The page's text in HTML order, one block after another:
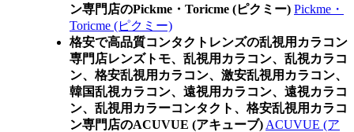
ン専門店のPickme・Toricme (ピクミー) Pickme・
Toricme (ピクミー)
格安で高品質コンタクトレンズの乱視用カラコン
専門店レンズトモ、乱視用カラコン、乱視カラコ
ン、格安乱視用カラコン、激安乱視用カラコン、
韓国乱視カラコン、遠視用カラコン、遠視カラコ
ン、乱視用カラーコンタクト、格安乱視用カラコ
ン専門店のACUVUE (アキューブ) ACUVUE (ア